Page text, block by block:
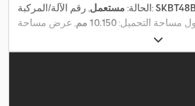
الحالة: مستعمل , رقم الآلة/المركبة:
مساحة التحميل:10.150 مم
, عرض مساحة
مساحة التحميل: